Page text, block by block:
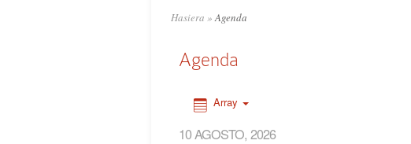
Hasiera »Agenda
Agenda
Array
10 AGOSTO, 2026
6:00